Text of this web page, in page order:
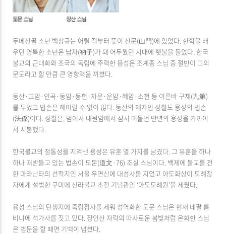
두메산골 소년 백상규는 어릴 적부터 뜻이 산문(山門)에 있었다. 한학을 배
우던 영특한 소년은 납자(衲子)가 돼 어두웠던 시대에 횃불을 들었다. 한국
불교의 근대화와 조국의 독립에 주력한 용성은 조계종 스님 중 절반이 그의
문도라고 할 만큼 큰 영향력을 끼쳤다.
동산·고암·인곡·동암·동헌·자운·운암·혜암·소천 등 이른바 구제(九第)
를 두었고 법손은 헤아릴 수 없이 많다. 동산의 제자인 성철도 용성의 법손
(法孫)이다. 성철은, 범어사 내원암에서 잠시 머물던 만년의 용성을 가까이
서 시봉했다.
한국불교의 정통성을 지켜낸 용성은 유훈 열 가지를 남겼다. 그 유훈을 하나
하나 떠받들고 있는 법손이 도문(道文·76) 조실 스님이다. 백제에 불교를 전
한 마라난타의 선적지인 서울 우면산에 대성사를 지었고 아도화상이 모례장
자에게 설법한 구미에 신라불교 초전 기념관인 ‘아도모례원’을 세웠다.
용성 스님의 탄생지에 죽림정사를 세워 성역화한 도문 스님은 현재 네팔 룸
비니에 석가사를 짓고 있다. 장안산 자락의 따사로운 봄빛처럼 온화한 스님
은 법문을 할 때면 기백이 넘쳤다.